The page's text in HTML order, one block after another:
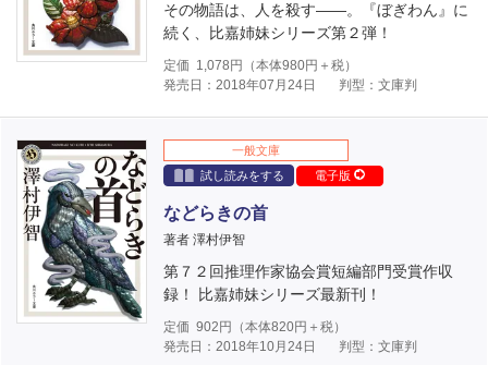
その物語は、人を殺す――。『ぼぎわん』に
続く、比嘉姉妹シリーズ第２弾！
定価 1,078 円（本体980円＋税）
発売日：2018年07月24日
判型：文庫判
一般文庫
試し読みをする
電子版
などらきの首
著者 澤村伊智
第７２回推理作家協会賞短編部門受賞作収
録！ 比嘉姉妹シリーズ最新刊！
定価 902 円（本体820円＋税）
発売日：2018年10月24日
判型：文庫判